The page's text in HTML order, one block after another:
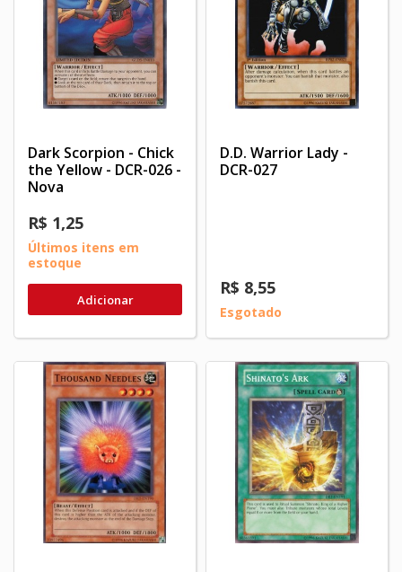
Dark Scorpion - Chick
the Yellow - DCR-026 -
Nova
R$ 1,25
Últimos itens em
estoque
Adicionar
D.D. Warrior Lady -
DCR-027
R$ 8,55
Esgotado